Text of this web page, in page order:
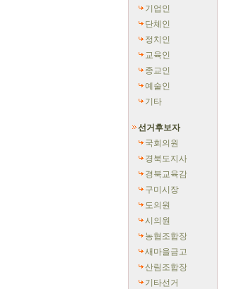
기업인
단체인
정치인
교육인
종교인
예술인
기타
선거후보자
국회의원
경북도지사
경북교육감
구미시장
도의원
시의원
농협조합장
새마을금고
산림조합장
기타선거